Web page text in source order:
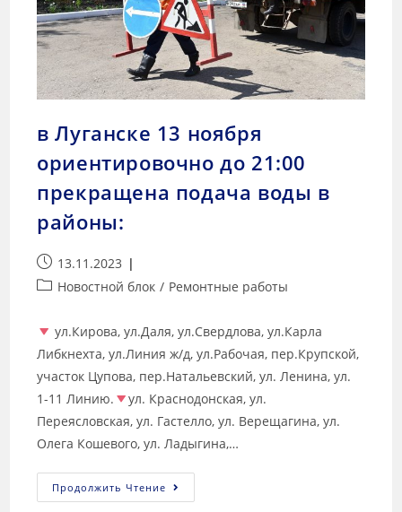
в Луганске 13 ноября
ориентировочно до 21:00
прекращена подача воды в
районы:
13.11.2023
Новостной блок / Ремонтные работы
ул.Кирова, ул.Даля, ул.Свердлова, ул.Карла
Либкнехта, ул.Линия ж/д, ул.Рабочая, пер.Крупской,
участок Цупова, пер.Натальевский, ул. Ленина, ул.
1-11 Линию.
ул. Краснодонская, ул.
Переясловская, ул. Гастелло, ул. Верещагина, ул.
Олега Кошевого, ул. Ладыгина,…
Продолжить Чтение